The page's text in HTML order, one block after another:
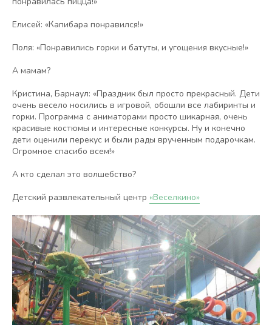
Елисей: «Капибара понравился!»
Поля: «Понравились горки и батуты, и угощения вкусные!»
А мамам?
Кристина, Барнаул: «Праздник был просто прекрасный. Дети
очень весело носились в игровой, обошли все лабиринты и
горки. Программа с аниматорами просто шикарная, очень
красивые костюмы и интересные конкурсы. Ну и конечно
дети оценили перекус и были рады врученным подарочкам.
Огромное спасибо всем!»
А кто сделал это волшебство?
Детский развлекательный центр «Веселкино»